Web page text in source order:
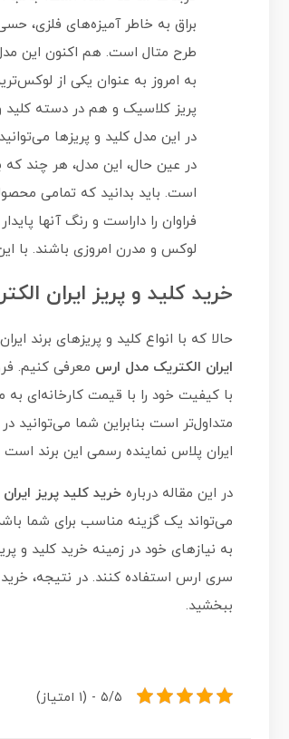
براق به خاطر آمیزه‌های فلزی،
طرح متال است. هم‌ اکنون این
به امروز به عنوان یکی از
پریز کلاسیک و هم در دسته کلید
در این مدل کلید و پریزها
در عین حال، این مدل، هر چند که
است. باید بدانید که تمامی
فراوان را داراست و رنگ آنها
لوکس و مدرن امروزی باشند. با
خرید کلید و پریز ایران
حالا که با انواع کلید و پریزهای برند
ایران الکتریک مدل ارس معرفی کنیم.
با کیفیت خود را با قیمت کارخانه‌ای
متداول‌تر است بنابراین شما می‌توانید
ایران پلاس نماینده رسمی این برند
در این مقاله درباره خرید کلید پریز
می‌تواند یک گزینه مناسب برای شما
به نیازهای خود در زمینه‌ خرید کلید و
سری ارس استفاده کنند. در نتیجه،
ببخشید.
۵/۵ - (۱ امتیاز)